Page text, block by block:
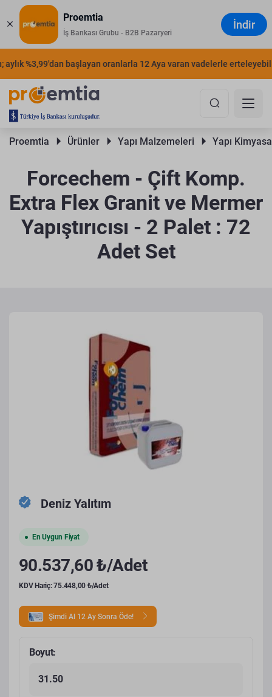
Proemtia
İş Bankası Grubu - B2B Pazaryeri
İndir
%3,99'dan başlayan oranlarla 12 Aya varan vadelerle
Proemtia Ürünler Yapı Malzemeleri Yapı
Forcechem - Çift Komp.
Extra Flex Granit ve Mermer
Yapıştırıcısı - 2 Palet : 72
Adet Set
Deniz Yalıtım
En Uygun Fiyat
90.537,60 ₺/Adet
KDV Hariç: 75.448,00 ₺/Adet
Şimdi Al 12 Ay Sonra Öde!
Boyut:
31.50